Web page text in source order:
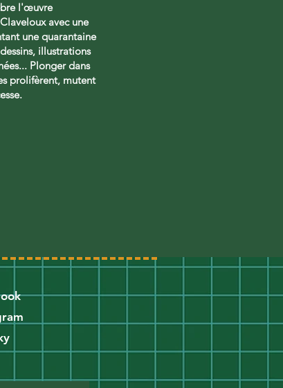
l'œuvre
avec une
une quarantaine
illustrations
Plonger dans
prolifèrent, mutent